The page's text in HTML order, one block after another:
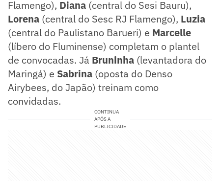
Flamengo), Diana (central do Sesi Bauru),
Lorena (central do Sesc RJ Flamengo), Luzia
(central do Paulistano Barueri) e Marcelle
(líbero do Fluminense) completam o plantel
de convocadas. Já Bruninha (levantadora do
Maringá) e Sabrina (oposta do Denso
Airybees, do Japão) treinam como
convidadas.
CONTINUA
APÓS A
PUBLICIDADE